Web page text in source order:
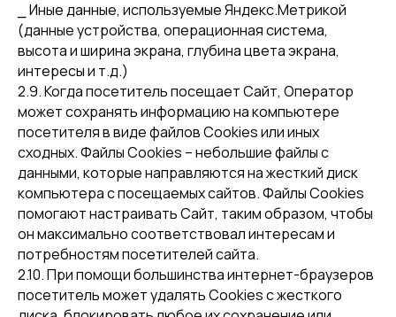
⎯ Иные данные, используемые Яндекс.Метрикой
(данные устройства, операционная система,
высота и ширина экрана, глубина цвета экрана,
интересы и т.д.)
2.9. Когда посетитель посещает Сайт, Оператор
может сохранять информацию на компьютере
посетителя в виде файлов Cookies или иных
сходных. Файлы Cookies – небольшие файлы с
данными, которые направляются на жесткий диск
компьютера с посещаемых сайтов. Файлы Cookies
помогают настраивать Сайт, таким образом, чтобы
он максимально соответствовал интересам и
потребностям посетителей сайта.
2.10. При помощи большинства интернет-браузеров
посетитель может удалять Cookies с жесткого